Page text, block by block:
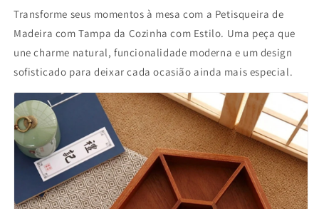
Transforme seus momentos à mesa com a Petisqueira de
Madeira com Tampa da Cozinha com Estilo. Uma peça que
une charme natural, funcionalidade moderna e um design
sofisticado para deixar cada ocasião ainda mais especial.